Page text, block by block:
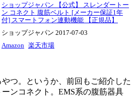
ショップジャパン 【公式】 スレンダートー
ン コネクト 腹筋ベルト [メーカー保証1年
付] スマートフォン連動機能 【正規品】
ショップジャパン 2017-07-03
Amazon 楽天市場
つ。というか、前回もご紹介した
ンコネクト。EMS系の腹筋器具